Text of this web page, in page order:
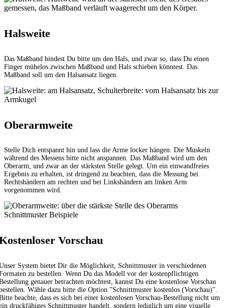
Halsweite
Das Maßband bindest Du bitte um den Hals, und zwar so, dass Du einen
Finger mühelos zwischen Maßband und Hals schieben könntest. Das
Maßband soll um den Halsansatz liegen.
Oberarmweite
Stelle Dich entspannt hin und lass die Arme locker hängen. Die Muskeln
während des Messens bitte nicht anspannen. Das Maßband wird um den
Oberarm, und zwar an der stärksten Stelle gelegt. Um ein einwandfreies
Ergebnis zu erhalten, ist dringend zu beachten, dass die Messung bei
Rechtshändern am rechten und bei Linkshändern am linken Arm
vorgenommen wird.
Schnittmuster Beispiele
Vorschau
System bietet Dir die Möglichkeit, Schnittmuster in verschiedenen
zu bestellen. Wenn Du das Modell vor der kostenpflichtigen
genauer betrachten möchtest, kannst Du eine kostenlose Vorschau
Wähle dazu bitte die Option "Schnittmuster kostenlos (Vorschau)".
beachte, dass es sich bei einer kostenlosen Vorschau-Bestellung nicht um
druckfähiges Schnittmuster handelt, sondern lediglich um eine visuelle